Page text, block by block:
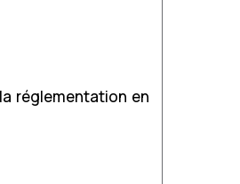
réglementation en